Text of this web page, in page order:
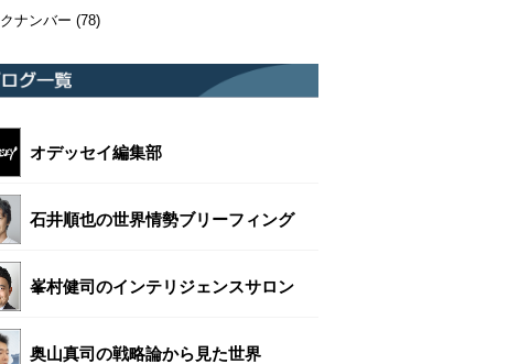
ナンバー (78)
オデッセイ編集部
石井順也の世界情勢ブリーフィング
峯村健司のインテリジェンスサロン
奥山真司の戦略論から見た世界